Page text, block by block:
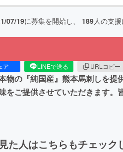
07/19に募集を開始し、 189人の支
ア LINEで送る URLコピー
物の『純国産』熊本馬刺しを
をご提供させていただきます
た人はこちらもチェック